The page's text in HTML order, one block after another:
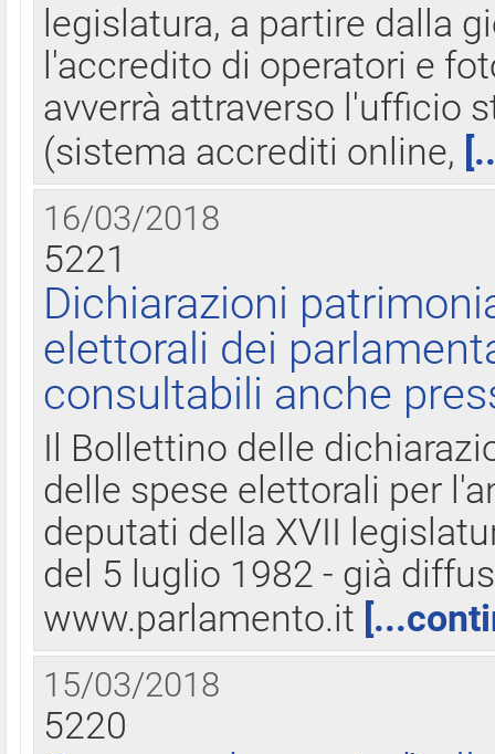
legislatura, a partire dalla
l'accredito di operatori e
avverrà attraverso l'ufficio
(sistema accrediti online,
16/03/2018
5221
Dichiarazioni
elettorali dei
consultabili anche
Il Bollettino delle
delle spese elettorali per
deputati della XVII
del 5 luglio 1982 - già
www.parlamento.it
15/03/2018
5220